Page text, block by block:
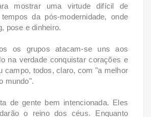
mostrar uma virtude difícil de
da pós-modernidade, onde
pose e dinheiro.
os grupos atacam-se uns aos
na verdade conquistar corações e
campo, todos, claro, com "a melhor
mundo".
de gente bem intencionada. Eles
o reino dos céus. Enquanto